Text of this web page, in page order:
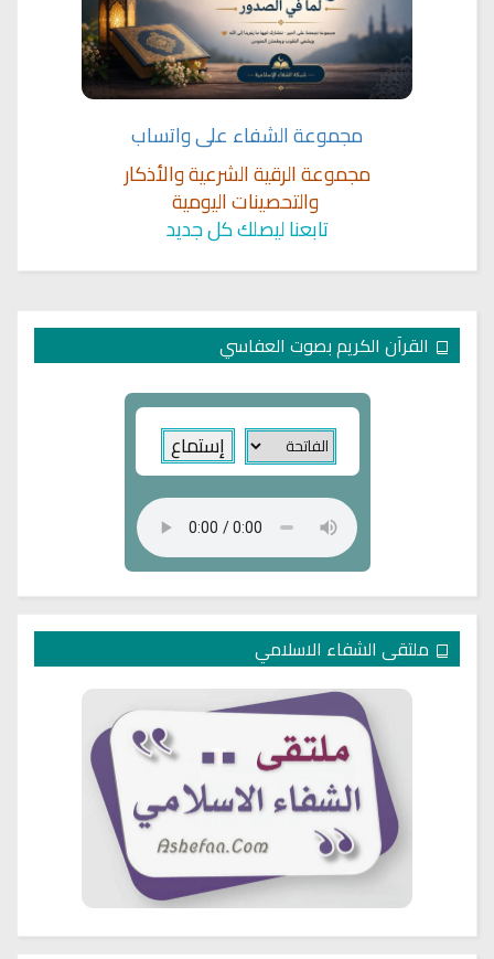
مجموعة الشفاء على واتساب
مجموعة الرقية الشرعية والأذكار
والتحصينات اليومية
تابعنا ليصلك كل جديد
القرآن الكريم بصوت العفاسي
ملتقى الشفاء الاسلامي